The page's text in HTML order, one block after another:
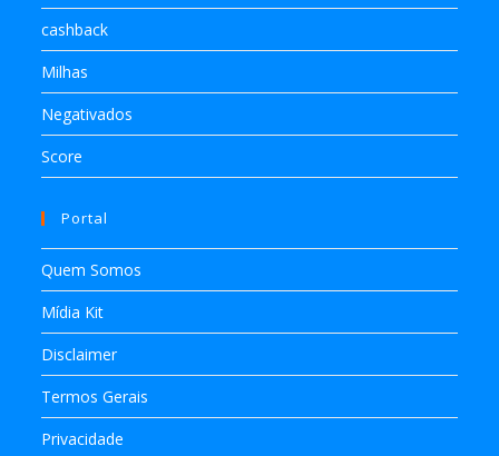
cashback
Milhas
Negativados
Score
Portal
Quem Somos
Mídia Kit
Disclaimer
Termos Gerais
Privacidade